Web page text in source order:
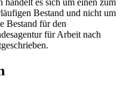
handelt es sich um einen zum
Bestand und nicht um
Bestand für den
für Arbeit nach